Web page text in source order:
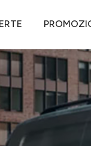
Volkswagen Caddy